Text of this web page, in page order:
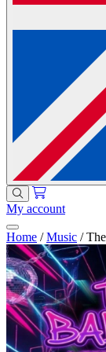
My account
Home / Music /